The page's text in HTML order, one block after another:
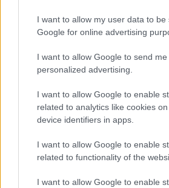
I want to allow my user data to be
Google for online advertising
I want to allow Google to send me
personalized advertising.
I want to allow Google to enable
related to analytics like cookies
device identifiers in apps.
I want to allow Google to enable
related to functionality of the
I want to allow Google to enable